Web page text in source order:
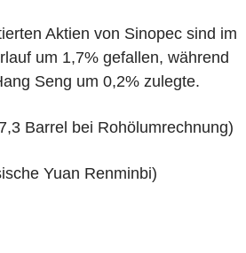
Aktien von Sinopec sind im
um 1,7% gefallen, während
Seng um 0,2% zulegte.
Barrel bei Rohölumrechnung)
Yuan Renminbi)